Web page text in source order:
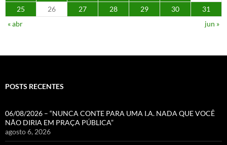
25
26 27 28 29 30
31
« abr
jun »
POSTS RECENTES
06/08/2026 – “NUNCA CONTE PARA UMA I.A. NADA QUE VOCÊ
NÃO DIRIA EM PRAÇA PÚBLICA”
agosto 6, 2026